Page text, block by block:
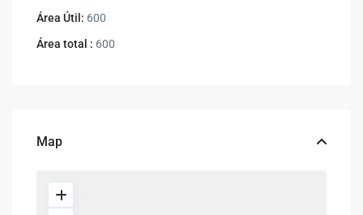
Área Útil: 600
Área total : 600
Map